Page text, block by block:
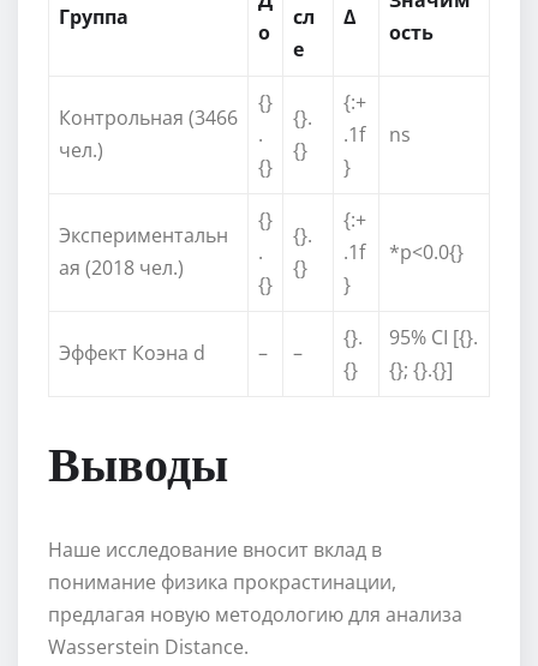
Группа
о
сл
е
Δ
ость
Контрольная (3466
чел.)
{}
.
{}
{}.
{}
{:+
.1f
}
ns
Экспериментальн
ая (2018 чел.)
{}
.
{}
{}.
{}
{:+
.1f
}
*p<0.0{}
Эффект Коэна d – –
{}.
{}
95% CI [{}.
{}; {}.{}]
Выводы
Наше исследование вносит вклад в
понимание физика прокрастинации,
предлагая новую методологию для анализа
Wasserstein Distance.